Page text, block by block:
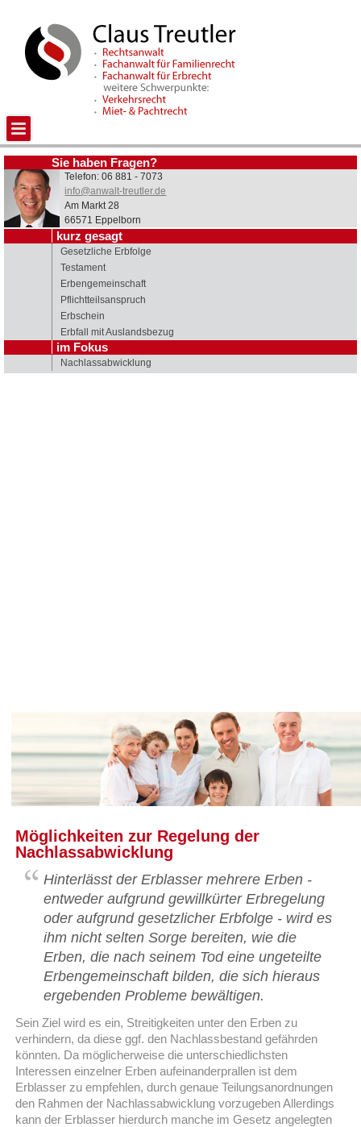
Sie haben Fragen?
Telefon: 06 881 - 7073
info@anwalt-treutler.de
Am Markt 28
66571 Eppelborn
kurz gesagt
Gesetzliche Erbfolge
Testament
Erbengemeinschaft
Pflichtteilsanspruch
Erbschein
Erbfall mit Auslandsbezug
im Fokus
Nachlassabwicklung
Möglichkeiten zur Regelung der
Nachlassabwicklung
Hinterlässt der Erblasser mehrere Erben -
entweder aufgrund gewillkürter Erbregelung
oder aufgrund gesetzlicher Erbfolge - wird es
ihm nicht selten Sorge bereiten, wie die
Erben, die nach seinem Tod eine ungeteilte
Erbengemeinschaft bilden, die sich hieraus
ergebenden Probleme bewältigen.
Sein Ziel wird es ein, Streitigkeiten unter den Erben zu
verhindern, da diese ggf. den Nachlassbestand gefährden
könnten. Da möglicherweise die unterschiedlichsten
Interessen einzelner Erben aufeinanderprallen ist dem
Erblasser zu empfehlen, durch genaue Teilungsanordnungen
den Rahmen der Nachlassabwicklung vorzugeben Allerdings
kann der Erblasser hierdurch manche im Gesetz angelegten